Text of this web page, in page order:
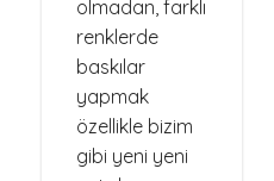
olmadan, farklı
renklerde
baskılar
yapmak
özellikle bizim
gibi yeni yeni